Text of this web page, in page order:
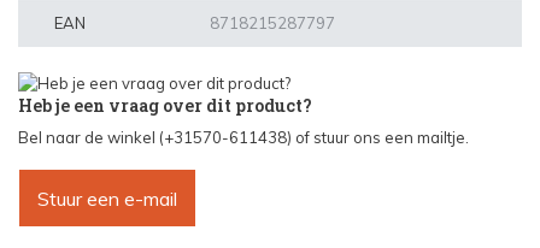
EAN 8718215287797
Heb je een vraag over dit product?
Bel naar de winkel (+31570-611438) of stuur ons een mailtje.
Stuur een e-mail